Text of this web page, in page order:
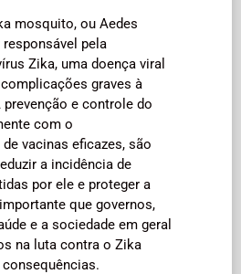
mosquito, ou Aedes
pela
Zika, uma doença viral
graves à
prevenção e controle do
com o
vacinas eficazes, são
a incidência de
por ele e proteger a
que governos,
e a sociedade em geral
na luta contra o Zika